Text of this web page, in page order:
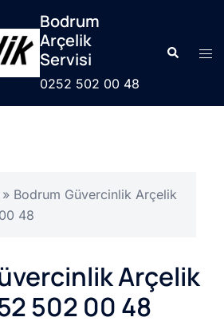
Bodrum
Arçelik
Servisi
0252 502 00 48
Search
» Bodrum Güvercinlik Arçelik
48
Arçelik
502 00 48